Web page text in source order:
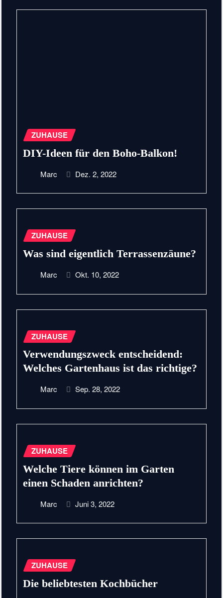
ZUHAUSE
DIY-Ideen für den Boho-Balkon!
Marc Dez. 2, 2022
ZUHAUSE
Was sind eigentlich Terrassenzäune?
Marc Okt. 10, 2022
ZUHAUSE
Verwendungszweck entscheidend:
Welches Gartenhaus ist das richtige?
Marc Sep. 28, 2022
ZUHAUSE
Welche Tiere können im Garten
einen Schaden anrichten?
Marc Juni 3, 2022
ZUHAUSE
Die beliebtesten Kochbücher